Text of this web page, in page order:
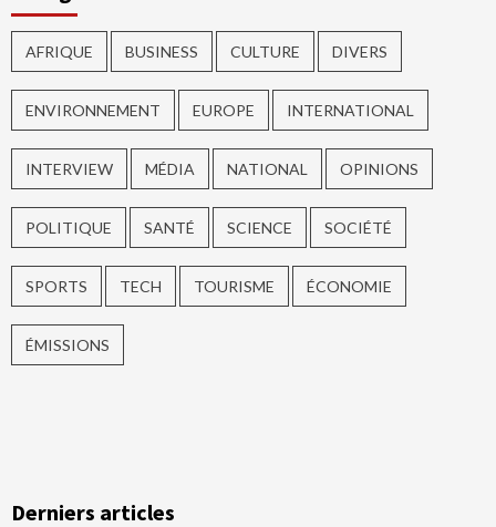
AFRIQUE BUSINESS CULTURE DIVERS
ENVIRONNEMENT EUROPE INTERNATIONAL
INTERVIEW MÉDIA NATIONAL OPINIONS
POLITIQUE SANTÉ SCIENCE SOCIÉTÉ
SPORTS TECH TOURISME ÉCONOMIE
ÉMISSIONS
Derniers articles